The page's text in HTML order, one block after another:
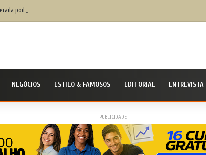
pode agravar desequilíbrio financeiro das famílias
NEGÓCIOS ESTILO & FAMOSOS EDITORIAL ENTREVISTA
PUBLICIDADE